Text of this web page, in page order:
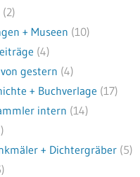
(2)
+ Museen (10)
(4)
gestern (4)
+ Buchverlage (17)
intern (14)
+ Dichtergräber (5)